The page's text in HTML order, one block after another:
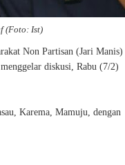
(Foto: Ist)
Non Partisan (Jari Manis)
diskusi, Rabu (7/2)
Karema, Mamuju, dengan